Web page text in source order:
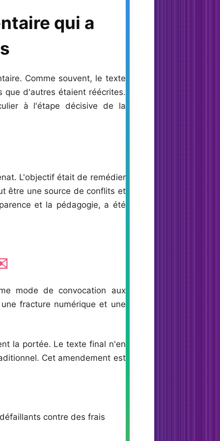
qui a
Comme souvent, le texte
que d'autres étaient réécrites.
à l'étape décisive de la
L'objectif était de remédier
être une source de conflits et
et la pédagogie, a été
mode de convocation aux
fracture numérique et une
la portée. Le texte final n'en
Cet amendement est
contre des frais